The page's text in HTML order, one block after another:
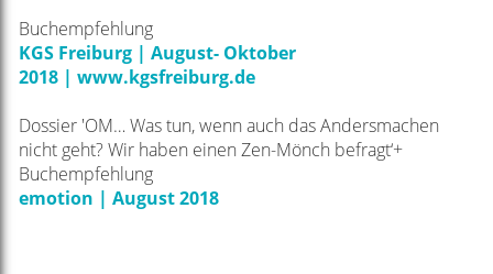
Buchempfehlung
KGS Freiburg | August- Oktober
2018 | www.kgsfreiburg.de
Dossier 'OM… Was tun, wenn auch das Andersmachen
nicht geht? Wir haben einen Zen-Mönch befragt‘+
Buchempfehlung
emotion | August 2018